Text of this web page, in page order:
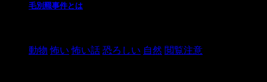
毛別羆事件とは
動物 怖い 怖い話 恐ろしい 自然 閲覧注意